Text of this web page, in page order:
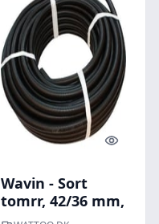
Quick
Wavin - Sort
tomrr, 42/36 mm,
50 meter